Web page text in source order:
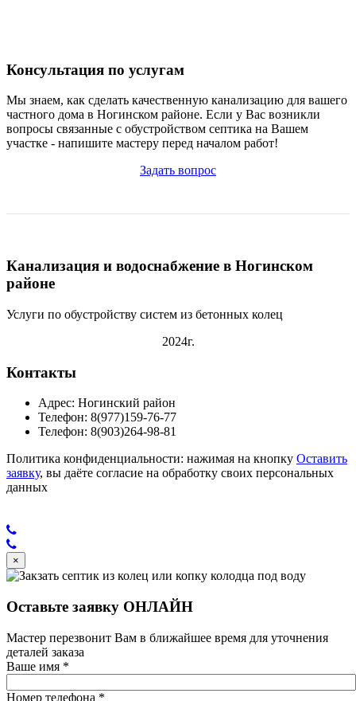
Консультация по услугам
Мы знаем, как сделать качественную канализацию для вашего
частного дома в Ногинском районе. Если у Вас возникли
вопросы связанные с обустройством септика на Вашем
участке - напишите мастеру перед началом работ!
Задать вопрос
Канализация и водоснабжение в Ногинском
районе
Услуги по обустройству систем из бетонных колец
2024г.
Контакты
Адрес: Ногинский район
Телефон: 8(977)159-76-77
Телефон: 8(903)264-98-81
Политика конфиденциальности: нажимая на кнопку Оставить
заявку, вы даёте согласие на обработку своих персональных
данных
×
Оставьте заявку ОНЛАЙН
Мастер перезвонит Вам в ближайшее время для уточнения
деталей заказа
Ваше имя *
Номер телефона *